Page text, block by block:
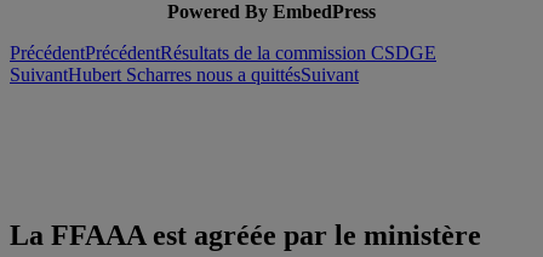
Powered By EmbedPress
PrécédentPrécédentRésultats de la commission CSDGE
SuivantHubert Scharres nous a quittésSuivant
La FFAAA est agréée par le ministère